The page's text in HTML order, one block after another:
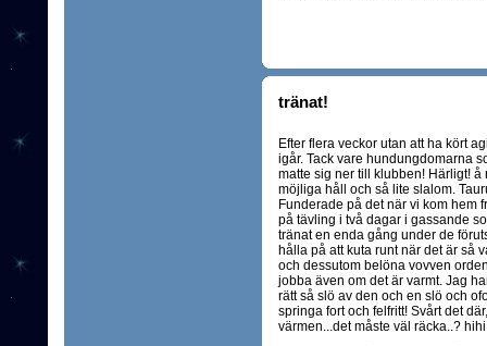
tränat!
Efter flera veckor utan att ha kört
igår. Tack vare hundungdomarna
matte sig ner till klubben! Härligt!
möjliga håll och så lite slalom.
Funderade på det när vi kom hem
på tävling i två dagar i gassande
tränat en enda gång under de
hålla på att kuta runt när det är så
och dessutom belöna vovven
jobba även om det är varmt. Jag
rätt så slö av den och en slö och
springa fort och felfritt! Svårt det
värmen...det måste väl räcka..?